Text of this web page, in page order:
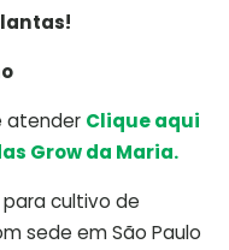
atender Clique aqui
Grow da Maria.
cultivo de
sede em São Paulo